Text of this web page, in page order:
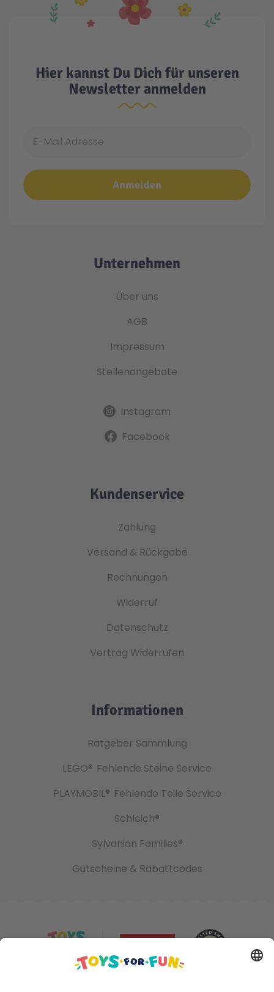
Hier kannst Du Dich für unseren
Newsletter anmelden
Anmelden
Unternehmen
Über uns
AGB
Impressum
Stellenangebote
Instagram
Facebook
Kundenservice
Zahlung
Versand & Rückgabe
Rechnungen
Widerruf
Datenschutz
Vertrag Widerrufen
Informationen
Ratgeber Sammlung
LEGO® Fehlende Steine Service
PLAYMOBIL® Fehlende Teile Service
Schleich®
Sylvanian Families®
Gutscheine & Rabattcodes